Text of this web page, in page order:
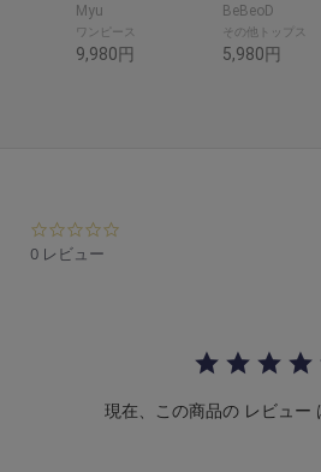
Myu
ワンピース
9,980円
BeBeoD
その他トップス
5,980円
i
0 レビュー
現在、この商品の レビュー